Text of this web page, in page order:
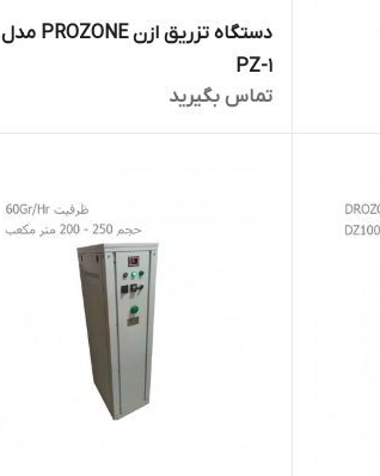
دستگاه تزریق ازن PROZONE مدل
PZ-1
تماس بگیرید